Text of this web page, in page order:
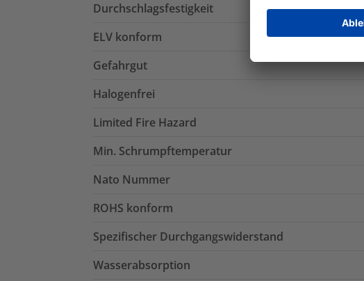
Durchschlagsfestigkeit
ELV konform
Gefahrgut
Halogenfrei
Limited Fire Hazard
Min. Schrumpftemperatur
Nato Nummer
ROHS konform
Spezifischer Durchgangswiderstand
Wasserabsorption